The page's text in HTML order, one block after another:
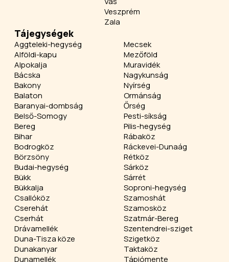
Veszprém
Zala
Tájegységek
Aggteleki-hegység
Alföldi-kapu
Alpokalja
Bácska
Bakony
Balaton
Baranyai-dombság
Belső-Somogy
Bereg
Bihar
Bodrogköz
Börzsöny
Budai-hegység
Bükk
Bükkalja
Csallóköz
Cserehát
Cserhát
Drávamellék
Duna-Tisza köze
Dunakanyar
Dunamellék
Mecsek
Mezőföld
Muravidék
Nagykunság
Nyírség
Ormánság
Őrség
Pesti-síkság
Pilis-hegység
Rábaköz
Ráckevei-Dunaág
Rétköz
Sárköz
Sárrét
Soproni-hegység
Szamoshát
Szamosköz
Szatmár-Bereg
Szentendrei-sziget
Szigetköz
Taktaköz
Tápiómente